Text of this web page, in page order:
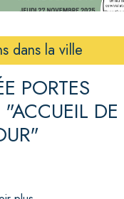
dans la ville
PORTES
DE